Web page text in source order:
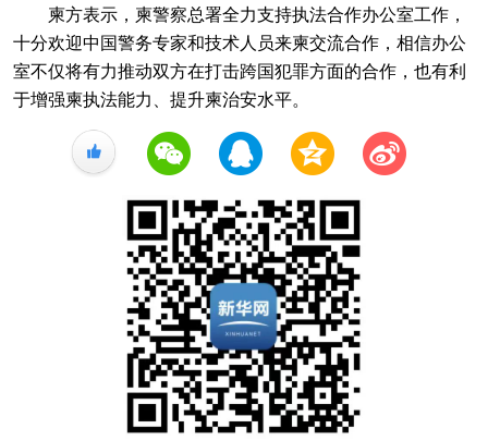
柬方表示，柬警察总署全力支持执法合作办公室工作，
十分欢迎中国警务专家和技术人员来柬交流合作，相信办公
室不仅将有力推动双方在打击跨国犯罪方面的合作，也有利
于增强柬执法能力、提升柬治安水平。
+1